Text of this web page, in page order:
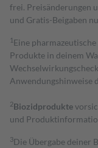
frei. Preisänderungen
und Gratis-Beigaben
1 Eine
Produkte in deinem
Anwendungshinweise
2Biozidprodukte
und
3Die Übergabe deiner